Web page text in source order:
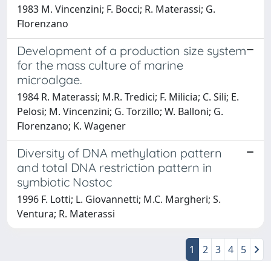
1983 M. Vincenzini; F. Bocci; R. Materassi; G.
Florenzano
Development of a production size system
for the mass culture of marine
microalgae.
1984 R. Materassi; M.R. Tredici; F. Milicia; C. Sili; E.
Pelosi; M. Vincenzini; G. Torzillo; W. Balloni; G.
Florenzano; K. Wagener
Diversity of DNA methylation pattern
and total DNA restriction pattern in
symbiotic Nostoc
1996 F. Lotti; L. Giovannetti; M.C. Margheri; S.
Ventura; R. Materassi
1 2 3 4 5